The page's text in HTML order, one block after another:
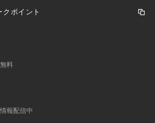
して、お買い物をよりお楽しみくだ
: FREE
ポイント
料
報配信中